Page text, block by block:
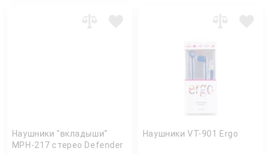
Наушники "вкладыши"
MPH-217 стерео Defender
Наушники VT-901 Ergo